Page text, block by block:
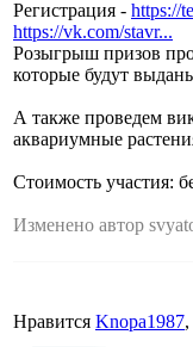
Регистрация - https://
https://vk.com/stavr...
Розыгрыш призов
которые будут
А также проведем
аквариумные
Стоимость участия:
Изменено автор
Нравится Knopa1987,